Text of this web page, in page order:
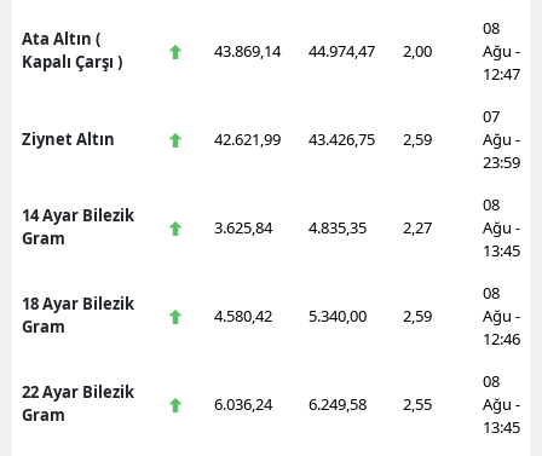
Ata Altın (
Kapalı Çarşı )
43.869,14 44.974,47 2,00
08
Ağu -
12:47
Ziynet Altın 42.621,99 43.426,75 2,59
07
Ağu -
23:59
14 Ayar Bilezik
Gram
3.625,84 4.835,35 2,27
08
Ağu -
13:45
18 Ayar Bilezik
Gram
4.580,42 5.340,00 2,59
08
Ağu -
12:46
22 Ayar Bilezik
Gram
6.036,24 6.249,58 2,55
08
Ağu -
13:45